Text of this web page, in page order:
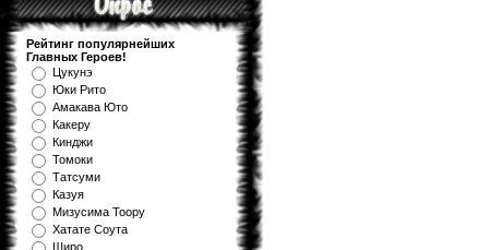
Рейтинг популярнейших
Главных Героев!
Цукунэ
Юки Рито
Амакава Юто
Какеру
Кинджи
Томоки
Татсуми
Казуя
Мизуcима Тоору
Хатате Соута
Широ